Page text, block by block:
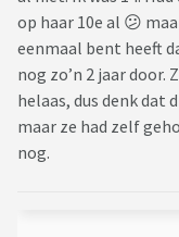
op haar 10e al 😕
eenmaal bent heeft
nog zo’n 2 jaar door.
helaas, dus denk dat
maar ze had zelf
nog.